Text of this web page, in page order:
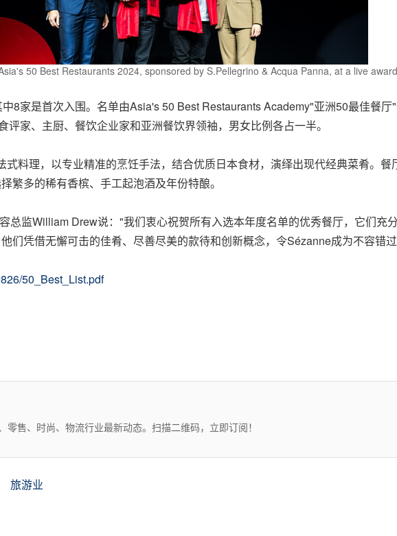
50 Best Restaurants 2024, sponsored by S.Pellegrino & Acqua Panna, at a live
8家是首次入围。名单由Asia's 50 Best Restaurants Academy"亚洲50最佳餐
家、主厨、餐饮企业家和亚洲餐饮界领袖，男女比例各占一半。
料理，以专业精准的烹饪手法，结合优质日本食材，演绎出现代经典菜肴。餐
繁多的稀有香槟、手工起泡酒及年份特酿。
总监William Drew说："我们衷心祝贺所有入选本年度名单的优秀餐厅，它们充
们凭借无懈可击的佳肴、尽善尽美的款待和创新概念，令Sézanne成为不容错
50_Best_List.pdf
零售、时尚、物流行业最新动态。扫描二维码，立即订阅！
旅游业